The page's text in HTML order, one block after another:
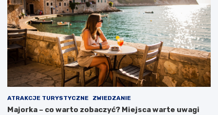
ATRAKCJE TURYSTYCZNE ZWIEDZANIE
Majorka – co warto zobaczyć? Miejsca warte uwagi